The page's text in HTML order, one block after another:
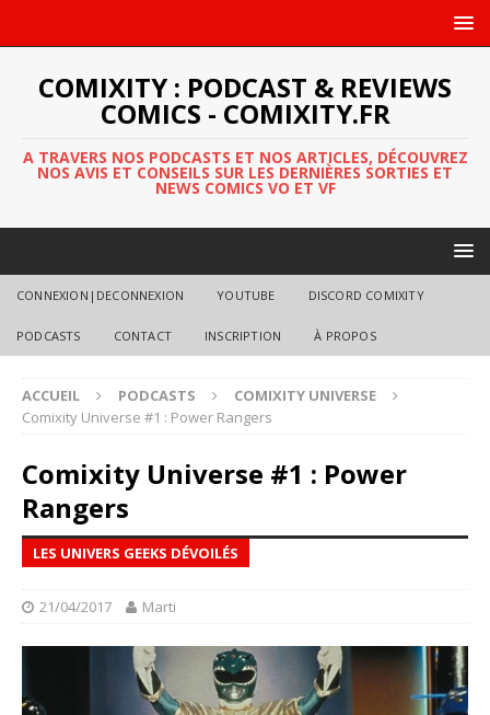
COMIXITY : PODCAST & REVIEWS
COMICS - COMIXITY.FR
A TRAVERS NOS PODCASTS ET NOS ARTICLES, DÉCOUVREZ
NOS AVIS ET CONSEILS SUR LES DERNIÈRES SORTIES ET
NEWS COMICS VO ET VF
CONNEXION|DECONNEXION YOUTUBE DISCORD COMIXITY
PODCASTS CONTACT INSCRIPTION À PROPOS
ACCUEIL PODCASTS
COMIXITY UNIVERSE
Comixity Universe #1 : Power Rangers
Comixity Universe #1 : Power
Rangers
LES UNIVERS GEEKS DÉVOILÉS
21/04/2017 Marti